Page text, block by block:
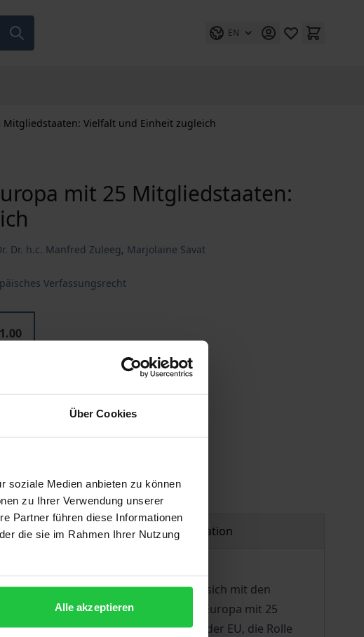
Über Cookies
soziale Medien anbieten zu können
zu Ihrer Verwendung unserer
Partner führen diese Informationen
die sie im Rahmen Ihrer Nutzung
Alle akzeptieren
EN
Vielfalt und Einheit zugleich
mit 25 Mitgliedstaaten:
Dr. h.c. Manfred Zuleeg, Marjolaine Savat
Verfassungsrecht
Product safety information
gehalten wurden. Sie befassen sich mit den
Europäischen Union auch in einem Europa mit 25
z.B. den rechtlichen Zusammenhalt der EU, die Rolle